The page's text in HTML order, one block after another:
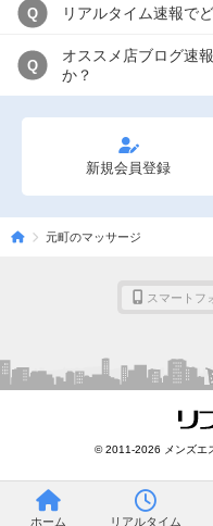
Q リアルタイム速報で
Q
オススメ店ブログ速
か？
新規会員登録
元町のマッサージ
スマートフ
© 2011-2026 メンズエ
ホーム リアルタイム